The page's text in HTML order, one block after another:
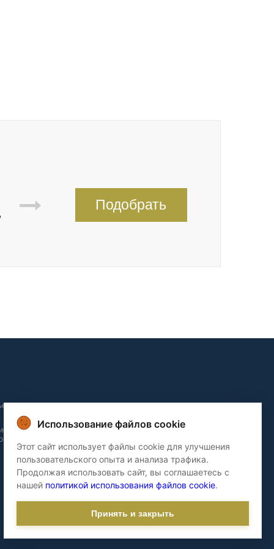
Подобрать
и
и
домов
Использование файлов cookie
Этот сайт использует файлы cookie для улучшения
пользовательского опыта и анализа трафика.
Продолжая использовать сайт, вы соглашаетесь с
нашей политикой использования файлов cookie.
Принять и закрыть